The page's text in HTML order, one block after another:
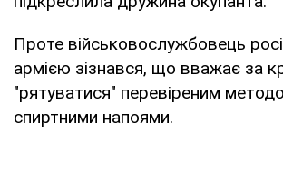
Проте військовослужбовець
армією зізнався, що вважає за
"рятуватися" перевіреним
спиртними напоями.